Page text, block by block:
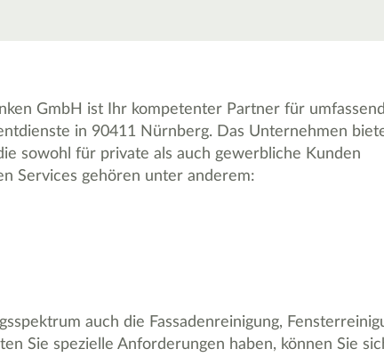
GmbH ist Ihr kompetenter Partner für
in 90411 Nürnberg. Das Unternehmen
sowohl für private als auch gewerbliche Kunden
Services gehören unter anderem:
auch die Fassadenreinigung,
Sie spezielle Anforderungen haben, können Sie